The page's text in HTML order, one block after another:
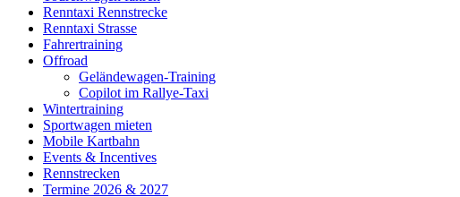
Renntaxi Rennstrecke
Renntaxi Strasse
Fahrertraining
Offroad
Geländewagen-Training
Copilot im Rallye-Taxi
Wintertraining
Sportwagen mieten
Mobile Kartbahn
Events & Incentives
Rennstrecken
Termine 2026 & 2027